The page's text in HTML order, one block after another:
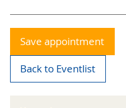
Save appointment
Back to Eventlist